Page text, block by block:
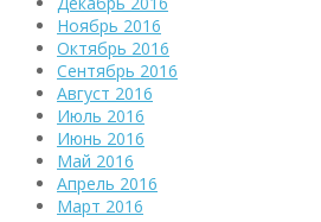
Ноябрь 2016
Октябрь 2016
Сентябрь 2016
Август 2016
Июль 2016
Июнь 2016
Май 2016
Апрель 2016
Март 2016